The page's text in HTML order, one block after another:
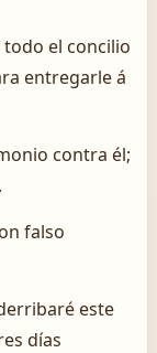
todo el concilio
entregarle á
contra él;
falso
este
días